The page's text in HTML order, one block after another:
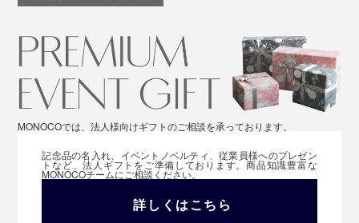
MONOCOでは、法人様向けギフトのご相談を承っております。
記念品の名入れ、イベントノベルティ、従業員様へのプレゼン
トなど、法人ギフトをご準備しております。商品知識豊富な
MONOCOチームにご相談ください。
詳しくはこちら